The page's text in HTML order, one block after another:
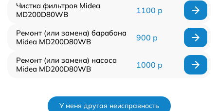
Чистка фильтров Midea
MD200D80WB
1100 р
Ремонт (или замена) барабана
Midea MD200D80WB
900 р
Ремонт (или замена) насоса
Midea MD200D80WB
1000 р
У меня другая неисправность